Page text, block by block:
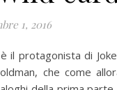
1, 2016
il protagonista di
che come